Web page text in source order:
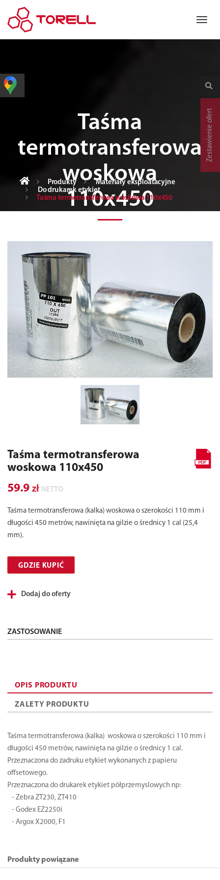
Taśma
termotransferowa
woskowa
110x450
Produkty
Materiały eksploatacyjne
Do drukarek etykiet
Taśma termotransferowa woskowa 110x450
Taśma termotransferowa
woskowa 110x450
59.9 zł NETTO
Taśma termotransferowa (kalka) woskowa o szerokości 110 mm i
długości 450 metrów, nawinięta na gilzie o średnicy 1 cal (25,4
mm).
GDZIE KUPIĆ
Dodaj do oferty
ZASTOSOWANIE
OPIS PRODUKTU
ZALETY PRODUKTU
Taśma termotransferowa (kalka) woskowa o szerokości 110 mm i
długości 450 metrów, nawinięta na gilzie o średnicy 1 cal.
Przeznaczona do zadruku etykiet wykonanych z papieru
offsetowego.
Przeznaczona do drukarek etykiet półprzemyslowych np:
- Zebra ZT230, ZT410
- Godex EZ2250i
- Argox X2000, F1
Produkty powiązane
Zestawienie ofert